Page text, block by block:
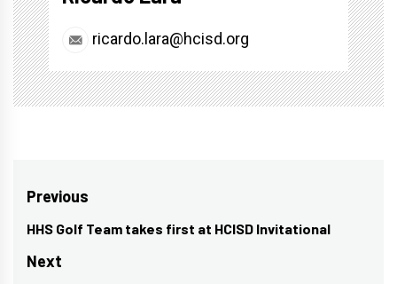
ricardo.lara@hcisd.org
Post
navigation
Previous
Previous
post:
HHS Golf Team takes first at HCISD Invitational
Next